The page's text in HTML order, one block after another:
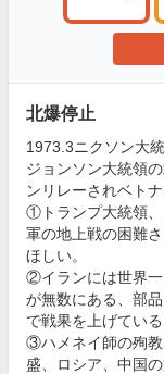
北爆停止
1973.3ニクソン大
ジョンソン大統領
ンリレーされベト
①トランプ大統領、
軍の地上戦の困難
ほしい。
②イランには世界一
が無数にある、部
で戦果を上げている
③ハメネイ師の殉教
盛、ロシア、中国